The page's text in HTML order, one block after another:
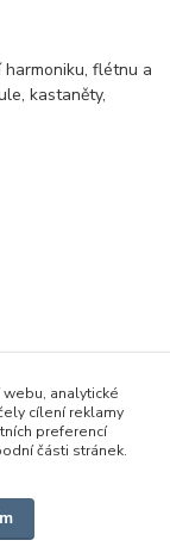
flétnu a
kastaněty,
analytické
cílení reklamy
preferencí
části stránek.